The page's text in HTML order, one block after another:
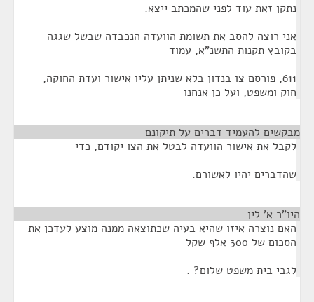
נתקן זאת עוד לפני שהמכתב ייצא.
אני רוצה להסב את תשומת הוועדה הנכבדה שבשל שגגה
בקובץ תקנות התשנ"א, עמוד
611, פורסם צו בנדון בלא שניתן עליו אישור ועדת החוקה,
חוק ומשפט, ועל כן אנחנו
מבקשים להעמיד דברים על תיקונם
לקבל את אישור הוועדה לבטל את הצו יקודם, כדי
שהדברים יהיו לאשורם.
היו"ר א' לין
האם נוצרה איזו שהיא בעיה שכתוצאה ממנה מוצע לעדכן את
הסכום של 300 אלף שקל
לגבי בית משפט שלום? .